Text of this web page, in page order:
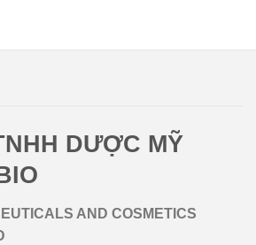
DƯỢC MỸ
AND COSMETICS